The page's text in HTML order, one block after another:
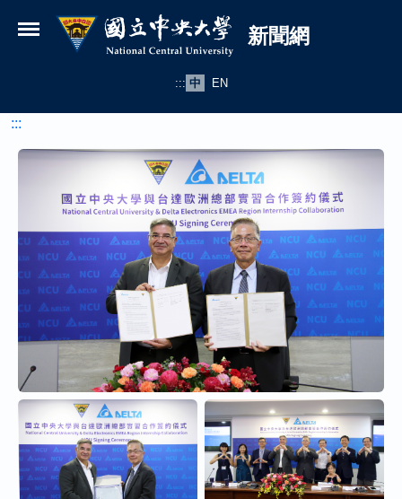
國立中央大學新聞網
新聞網
::: 中 EN
:::